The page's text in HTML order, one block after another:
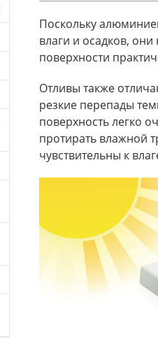
Поскольку
влаги и осадков,
поверхности
Отливы также
резкие перепады
поверхность легко
протирать влажной
чувствительны к